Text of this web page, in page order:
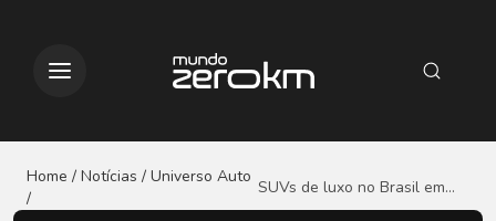
Home / Notícias / Universo Auto
/
SUVs de luxo no Brasil em
2025: os modelos mais